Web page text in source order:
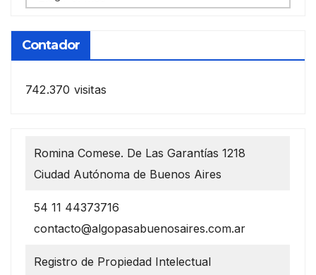
anteriores
Contador
742.370 visitas
Romina Comese. De Las Garantías 1218
Ciudad Autónoma de Buenos Aires
54 11 44373716
contacto@algopasabuenosaires.com.ar
Registro de Propiedad Intelectual